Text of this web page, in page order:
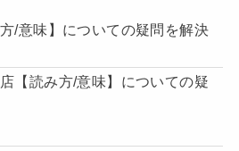
/意味】についての疑問を解決
【読み方/意味】についての疑